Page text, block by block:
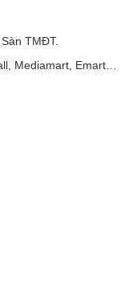
TMĐT.
Mediamart, Emart…